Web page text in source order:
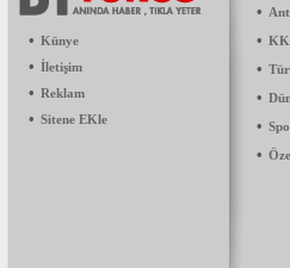
• Künye
• İletişim
• Reklam
• Sitene EKle
•
•
•
•
•
•